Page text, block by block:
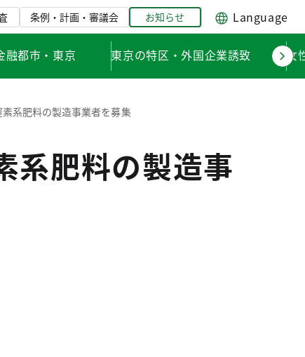
条例・計画・審議会 お知らせ Language
融都市・東京 東京の特区・外国企業誘致 女
系肥料の製造事業者を募集
系肥料の製造事